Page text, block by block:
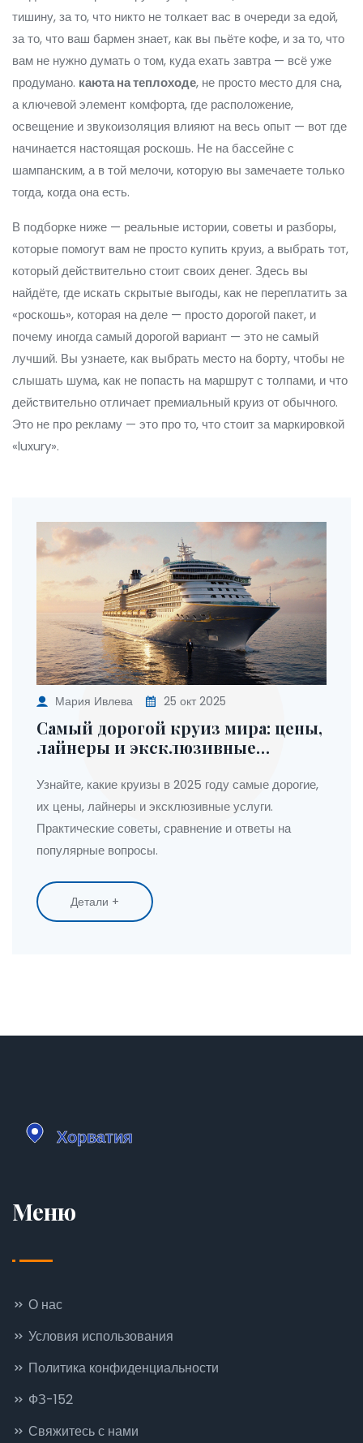
тишину, за то, что никто не толкает вас в очереди за едой,
за то, что ваш бармен знает, как вы пьёте кофе, и за то, что
вам не нужно думать о том, куда ехать завтра — всё уже
продумано. каюта на теплоходе, не просто место для сна,
а ключевой элемент комфорта, где расположение,
освещение и звукоизоляция влияют на весь опыт — вот где
начинается настоящая роскошь. Не на бассейне с
шампанским, а в той мелочи, которую вы замечаете только
тогда, когда она есть.
В подборке ниже — реальные истории, советы и разборы,
которые помогут вам не просто купить круиз, а выбрать тот,
который действительно стоит своих денег. Здесь вы
найдёте, где искать скрытые выгоды, как не переплатить за
«роскошь», которая на деле — просто дорогой пакет, и
почему иногда самый дорогой вариант — это не самый
лучший. Вы узнаете, как выбрать место на борту, чтобы не
слышать шума, как не попасть на маршрут с толпами, и что
действительно отличает премиальный круиз от обычного.
Это не про рекламу — это про то, что стоит за маркировкой
«luxury».
Мария Ивлева 25 окт 2025
Самый дорогой круиз мира: цены,
лайнеры и эксклюзивные
Узнайте, какие круизы в 2025 году самые дорогие,
их цены, лайнеры и эксклюзивные услуги.
Практические советы, сравнение и ответы на
популярные вопросы.
Детали +
Меню
О нас
Условия использования
Политика конфиденциальности
ФЗ-152
Свяжитесь с нами